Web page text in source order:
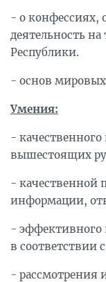
- о конфессиях,
деятельность
Республики.
- основ
Умения:
-
вышестоящих
- качественной
информации,
- эффективного
в соответствии
- рассмотрения